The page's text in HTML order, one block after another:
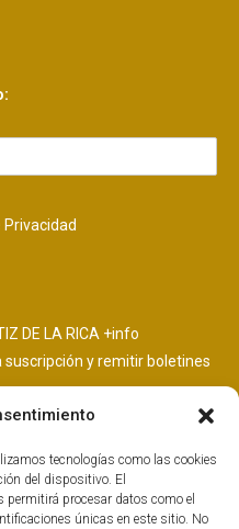
tecnologías como las cookies
del dispositivo. El
procesar datos como el
únicas en este sitio. No
Privacidad
DE LA RICA +info
suscripción y remitir boletines
interesado+info
y suscrita al EU
ejercer como explicamos